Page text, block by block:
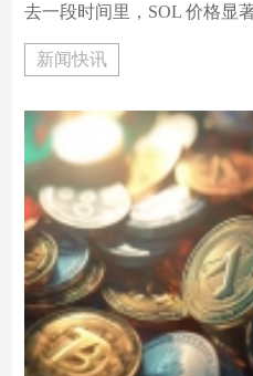
去一段时间里，SOL 价格显
SOL 价格报 201 美元，相比
幅约 18% 。这样的价格波
新闻快讯